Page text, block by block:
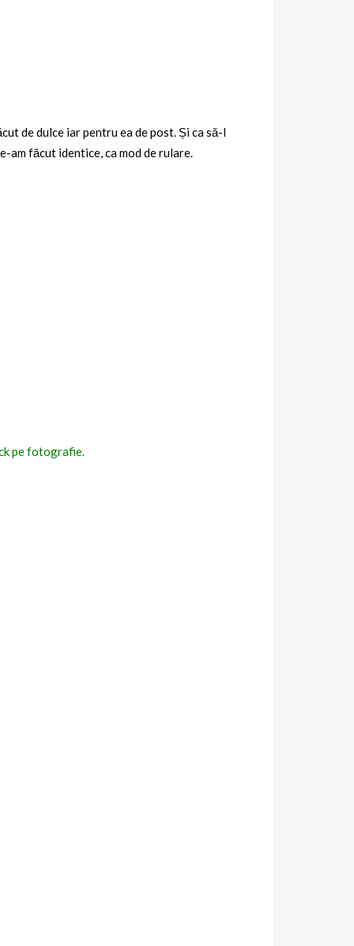
de dulce iar pentru ea de post. Și ca să-l
am făcut identice, ca mod de rulare.
pe fotografie.